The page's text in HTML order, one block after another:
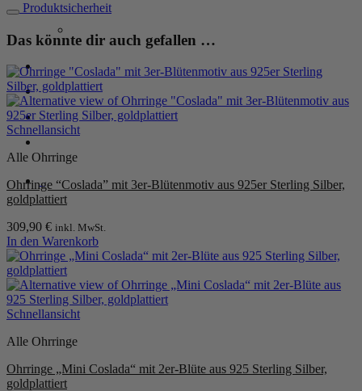
Anmelden / Registrieren
Warenkorb /0,00€ 0
0
Produktsicherheit
Das könnte dir auch gefallen …
Schnellansicht
Alle Ohrringe
Ohrringe “Coslada” mit 3er-Blütenmotiv aus 925er Sterling Silber,
goldplattiert
309,90 € inkl. MwSt.
In den Warenkorb
Schnellansicht
Alle Ohrringe
Ohrringe „Mini Coslada“ mit 2er-Blüte aus 925 Sterling Silber,
goldplattiert